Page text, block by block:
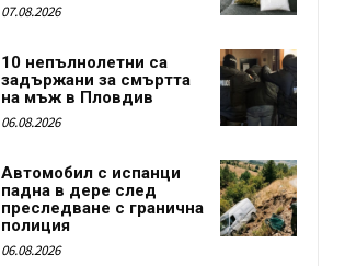
07.08.2026
10 непълнолетни са
задържани за смъртта
на мъж в Пловдив
06.08.2026
Автомобил с испанци
падна в дере след
преследване с гранична
полиция
06.08.2026